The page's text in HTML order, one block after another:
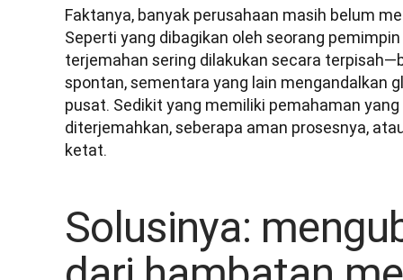
Faktanya, banyak perusahaan masih belum
Seperti yang dibagikan oleh seorang
terjemahan sering dilakukan secara
spontan, sementara yang lain mengandalkan
pusat. Sedikit yang memiliki pemahaman
diterjemahkan, seberapa aman prosesnya,
ketat.
Solusinya: